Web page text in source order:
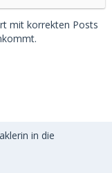
mit korrekten Posts
in die